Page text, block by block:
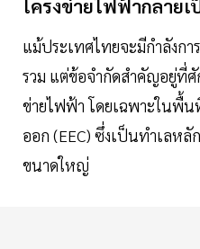
โครงข่ายไฟฟ้ากลาย
แม้ประเทศไทยจะมีกำลังก
รวม แต่ข้อจำกัดสำคัญอยู่ที่ศั
ข่ายไฟฟ้า โดยเฉพาะในพื้
ออก (EEC) ซึ่งเป็นทำเลหลั
ขนาดใหญ่